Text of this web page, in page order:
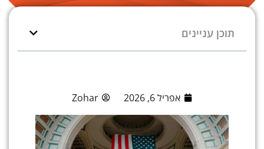
תוכן עניינים
אפריל 6, 2026 Zohar